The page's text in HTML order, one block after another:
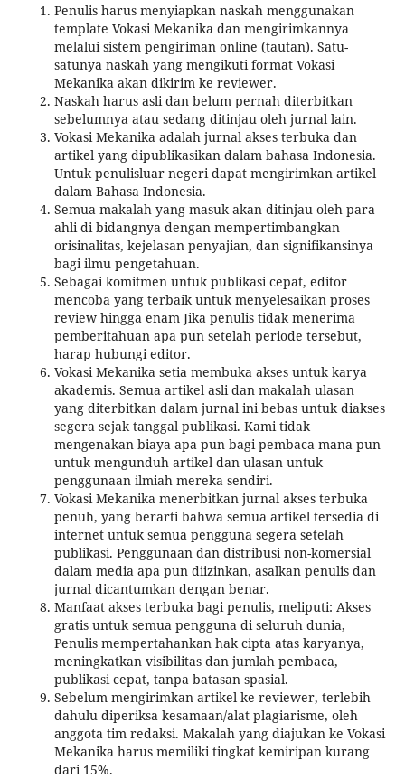
Penulis harus menyiapkan naskah menggunakan
template Vokasi Mekanika dan mengirimkannya
melalui sistem pengiriman online (tautan). Satu-
satunya naskah yang mengikuti format Vokasi
Mekanika akan dikirim ke reviewer.
Naskah harus asli dan belum pernah diterbitkan
sebelumnya atau sedang ditinjau oleh jurnal lain.
Vokasi Mekanika adalah jurnal akses terbuka dan
artikel yang dipublikasikan dalam bahasa Indonesia.
Untuk penulisluar negeri dapat mengirimkan artikel
dalam Bahasa Indonesia.
Semua makalah yang masuk akan ditinjau oleh para
ahli di bidangnya dengan mempertimbangkan
orisinalitas, kejelasan penyajian, dan signifikansinya
bagi ilmu pengetahuan.
Sebagai komitmen untuk publikasi cepat, editor
mencoba yang terbaik untuk menyelesaikan proses
review hingga enam Jika penulis tidak menerima
pemberitahuan apa pun setelah periode tersebut,
harap hubungi editor.
Vokasi Mekanika setia membuka akses untuk karya
akademis. Semua artikel asli dan makalah ulasan
yang diterbitkan dalam jurnal ini bebas untuk diakses
segera sejak tanggal publikasi. Kami tidak
mengenakan biaya apa pun bagi pembaca mana pun
untuk mengunduh artikel dan ulasan untuk
penggunaan ilmiah mereka sendiri.
Vokasi Mekanika menerbitkan jurnal akses terbuka
penuh, yang berarti bahwa semua artikel tersedia di
internet untuk semua pengguna segera setelah
publikasi. Penggunaan dan distribusi non-komersial
dalam media apa pun diizinkan, asalkan penulis dan
jurnal dicantumkan dengan benar.
Manfaat akses terbuka bagi penulis, meliputi: Akses
gratis untuk semua pengguna di seluruh dunia,
Penulis mempertahankan hak cipta atas karyanya,
meningkatkan visibilitas dan jumlah pembaca,
publikasi cepat, tanpa batasan spasial.
Sebelum mengirimkan artikel ke reviewer, terlebih
dahulu diperiksa kesamaan/alat plagiarisme, oleh
anggota tim redaksi. Makalah yang diajukan ke Vokasi
Mekanika harus memiliki tingkat kemiripan kurang
dari 15%.